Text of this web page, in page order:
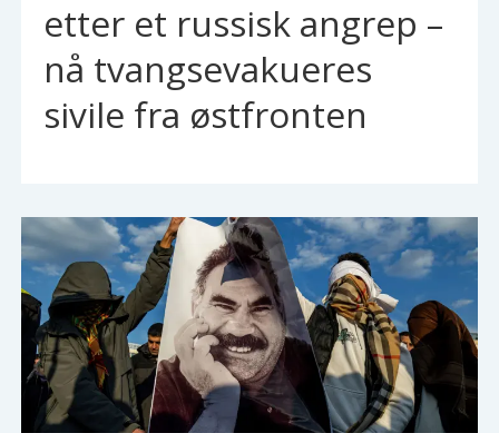
etter et russisk angrep –
nå tvangsevakueres
sivile fra østfronten